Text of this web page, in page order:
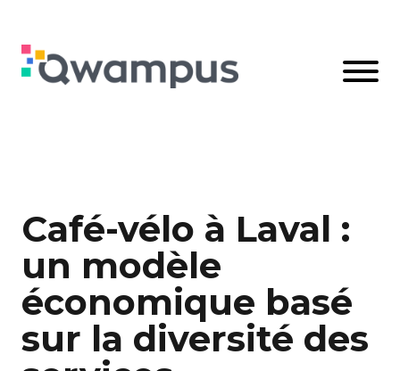
Café-vélo à Laval :
un modèle
économique basé
sur la diversité des